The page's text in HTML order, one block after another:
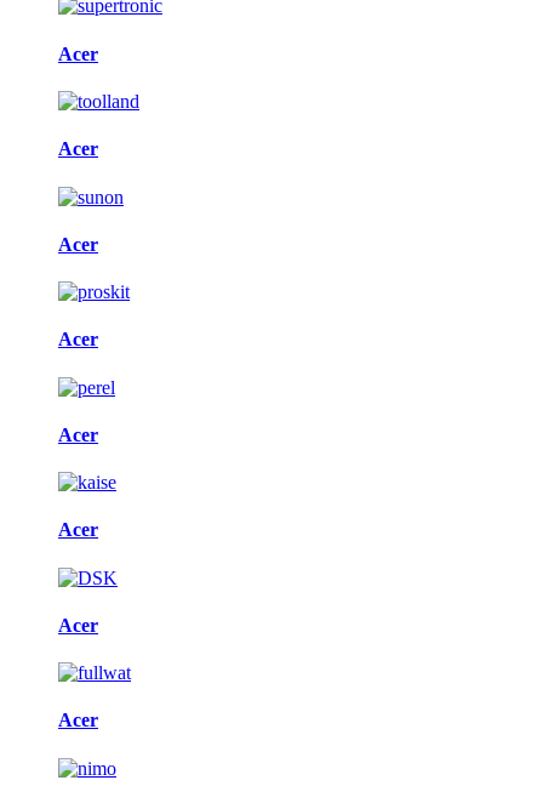
Acer
Acer
Acer
Acer
Acer
Acer
Acer
Acer